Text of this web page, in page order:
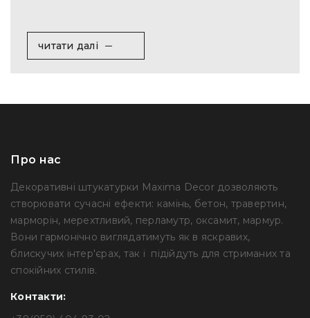
читати далі
Про нас
Декоративні штукатурки Maxima Decor дозволяють
створювати сучасні ефекти: камінь, бетон, травертин,
марморін, мерехтливий, перламутр, оксамит, мармур.
Вони гармонічно виглядатимуть як в яскравих,
блискучих інтер'єрах, так і підійдуть для стриманих та
спокійних стилів.
Контакти: